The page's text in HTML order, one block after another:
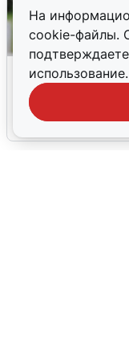
На
cookie-файлы.
использование.
мобильного
6 августа 0